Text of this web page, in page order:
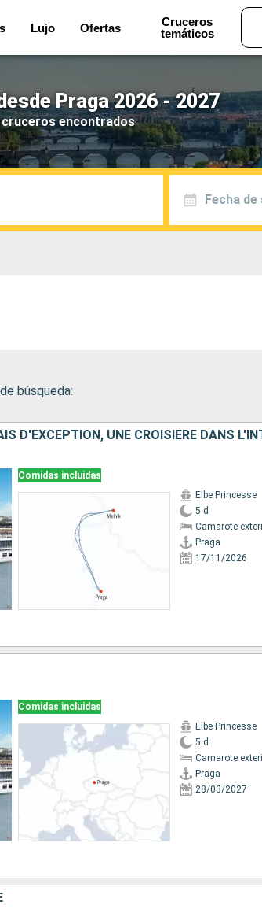
Lujo Ofertas
Cruceros
temáticos
Praga 2026 - 2027
encontrados
Fecha de
búsqueda:
Comidas incluidas
Elbe Princesse
5 d
Camarote
Praga
17/11/2026
Comidas incluidas
Elbe Princesse
5 d
Camarote
Praga
28/03/2027